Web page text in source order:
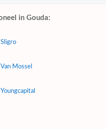
in Gouda:
Sligro
Van Mossel
Youngcapital